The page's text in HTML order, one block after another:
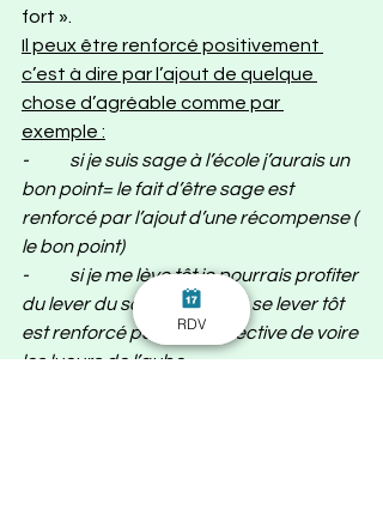
fort ».
Il peux être renforcé positivement
c’est à dire par l’ajout de quelque
chose d’agréable comme par
exemple :
-	si je suis sage à l’école j’aurais un
bon point= le fait d’être sage est
renforcé par l’ajout d’une récompense (
le bon point)
-	si je me lève tôt je pourrais profiter
du lever du soleil= le fait de se lever tôt
est renforcé par la perspective de voire
les lueurs de l’aube
RDV